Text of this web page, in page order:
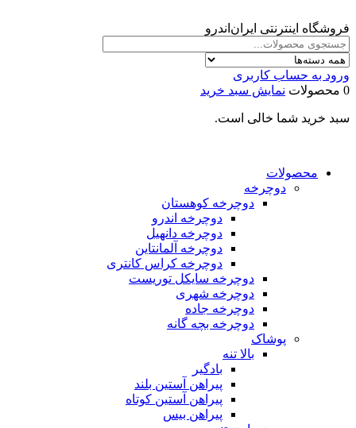
فروشگاه اینترنتی ایران‌اندرو
ورود به حساب کاربری
0 محصولات
نمایش سبد خرید
سبد خرید شما خالی است.
محصولات
دوچرخه
دوچرخه کوهستان
دوچرخه اندرو
دوچرخه دانهیل
دوچرخه آلمانتاین
دوچرخه کراس کانتری
دوچرخه سایکل توریست
دوچرخه شهری
دوچرخه جاده
دوچرخه بچه گانه
پوشاک
بالا تنه
بادگیر
پیراهن آستین بلند
پیراهن آستین کوتاه
پیراهن بیس